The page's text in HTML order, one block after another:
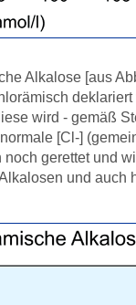
Alkalose [aus
wird - gemäß
[Cl-]
gerettet und
und auch